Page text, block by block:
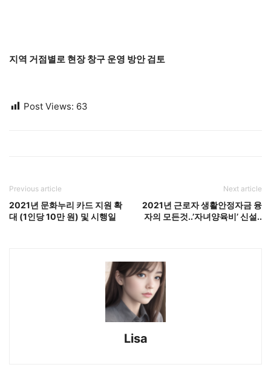
지역 거점별로 현장 창구 운영 방안 검토
Post Views: 63
Previous article
2021년 문화누리 카드 지원 확
대 (1인당 10만 원) 및 시행일
Next article
2021년 근로자 생활안정자금 융
자의 모든것..’자녀양육비’ 신설..
Lisa